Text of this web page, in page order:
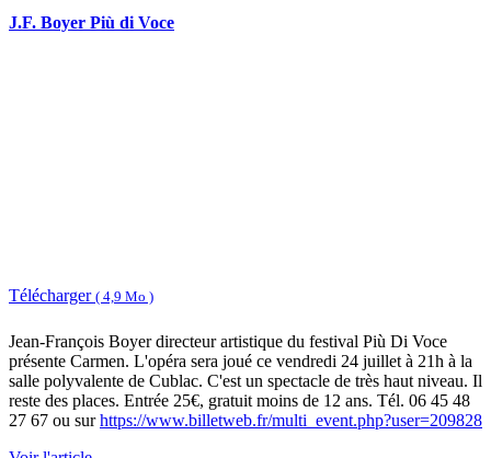
J.F. Boyer Più di Voce
Télécharger ( 4,9 Mo )
Jean-François Boyer directeur artistique du festival Più Di Voce
présente Carmen. L'opéra sera joué ce vendredi 24 juillet à 21h à la
salle polyvalente de Cublac. C'est un spectacle de très haut niveau. Il
reste des places. Entrée 25€, gratuit moins de 12 ans. Tél. 06 45 48
27 67 ou surhttps://www.billetweb.fr/multi_event.php?user=209828